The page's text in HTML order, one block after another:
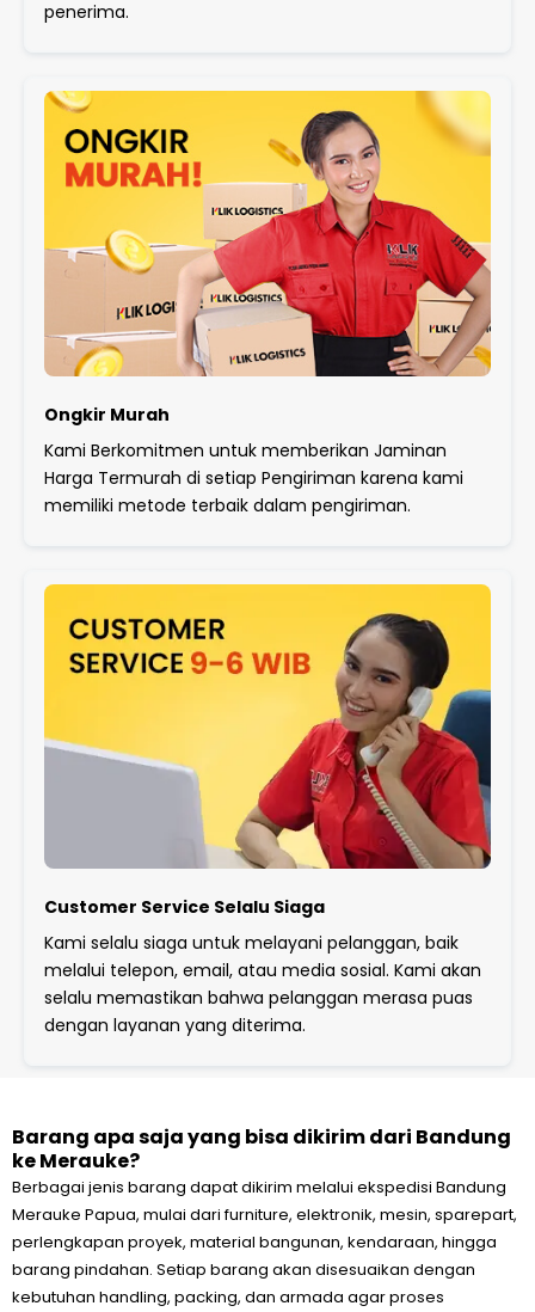
penerima.
Ongkir Murah
Kami Berkomitmen untuk memberikan Jaminan
Harga Termurah di setiap Pengiriman karena kami
memiliki metode terbaik dalam pengiriman.
Customer Service Selalu Siaga
Kami selalu siaga untuk melayani pelanggan, baik
melalui telepon, email, atau media sosial. Kami akan
selalu memastikan bahwa pelanggan merasa puas
dengan layanan yang diterima.
Barang apa saja yang bisa dikirim dari Bandung
ke Merauke?
Berbagai jenis barang dapat dikirim melalui ekspedisi Bandung
Merauke Papua, mulai dari furniture, elektronik, mesin, sparepart,
perlengkapan proyek, material bangunan, kendaraan, hingga
barang pindahan. Setiap barang akan disesuaikan dengan
kebutuhan handling, packing, dan armada agar proses